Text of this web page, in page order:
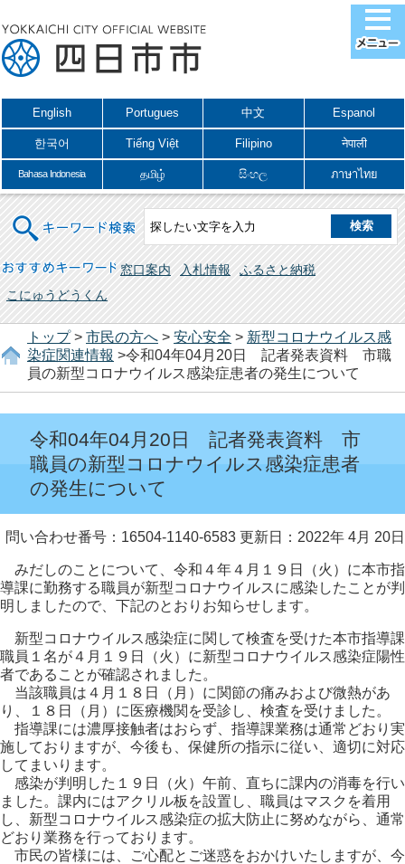
English Portugues 中文 Espanol
한국어 Tiếng Việt Filipino नेपाली
Bahasa Indonesia தமிழ் සිංහල ภาษาไทย
キーワード検索
おすすめキーワード 窓口案内 入札情報
ふるさと納税
こにゅうどうくん
トップ> 市民の方へ > 安心安全 > 新型コロナウイルス感
染症関連情報 >令和04年04月20日 記者発表資料 市職
員の新型コロナウイルス感染症患者の発生について
令和04年04月20日 記者発表資料 市
職員の新型コロナウイルス感染症患者
の発生について
問い合わせ番号：16504-1140-6583 更新日：2022年 4月 20日
みだしのことについて、令和４年４月１９日（火）に本市指
導課に勤務する職員が新型コロナウイルスに感染したことが判
明しましたので、下記のとおりお知らせします。
新型コロナウイルス感染症に関して検査を受けた本市指導課
職員１名が４月１９日（火）に新型コロナウイルス感染症陽性
者であることが確認されました。
当該職員は４月１８日（月）に関節の痛みおよび微熱があ
り、１８日（月）に医療機関を受診し、検査を受けました。
指導課には濃厚接触者はおらず、指導課業務は通常どおり実
施しておりますが、今後も、保健所の指示に従い、適切に対応
してまいります。
感染が判明した１９日（火）午前、直ちに課内の消毒を行い
ました。課内にはアクリル板を設置し、職員はマスクを着用
し、新型コロナウイルス感染症の拡大防止に努めながら、通常
どおり業務を行っております。
市民の皆様には、ご心配とご迷惑をおかけいたしますが、今